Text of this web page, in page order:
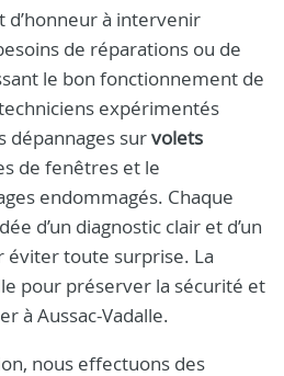
à intervenir
de réparations ou de
le bon fonctionnement de
expérimentés
dépannages survolets
de fenêtres et le
endommagés. Chaque
d’un diagnostic clair et d’un
éviter toute surprise. La
pour préserver la sécurité et
à Aussac-Vadalle.
nous effectuons des